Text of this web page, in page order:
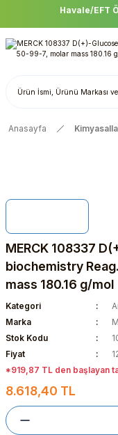
Havale/EFT
Anasayfa
MERCK 108337
biochemistry
mass 180.16 g/mol
Kategori
Marka
Stok Kodu
Fiyat
*919,87 TL den başlayan
8.618,40 TL